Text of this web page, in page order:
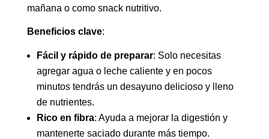
mañana o como snack nutritivo.
Beneficios clave:
Fácil y rápido de preparar: Solo necesitas
agregar agua o leche caliente y en pocos
minutos tendrás un desayuno delicioso y lleno
de nutrientes.
Rico en fibra: Ayuda a mejorar la digestión y
mantenerte saciado durante más tiempo.